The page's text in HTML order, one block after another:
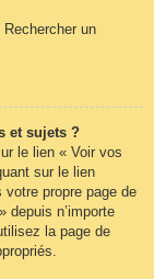
un
et sujets ?
le lien « Voir vos
sur le lien
votre propre page de
depuis n’importe
la page de